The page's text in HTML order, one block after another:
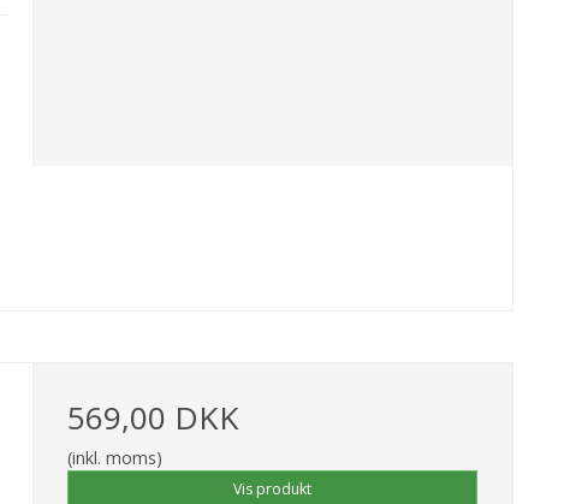
569,00 DKK
(inkl. moms)
Vis produkt